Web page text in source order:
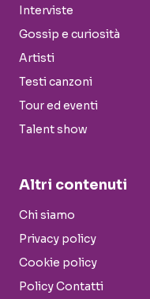
Interviste
Gossip e curiosità
Artisti
Testi canzoni
Tour ed eventi
Talent show
Altri contenuti
Chi siamo
Privacy policy
Cookie policy
Policy Contatti